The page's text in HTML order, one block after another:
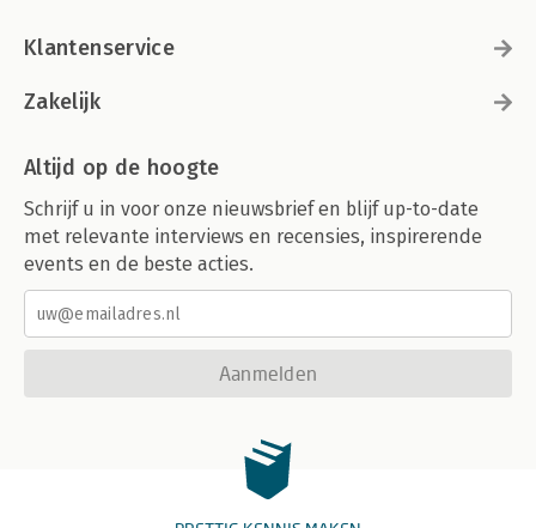
Klantenservice
Zakelijk
Altijd op de hoogte
Schrijf u in voor onze nieuwsbrief en blijf up-to-date
met relevante interviews en recensies, inspirerende
events en de beste acties.
Aanmelden